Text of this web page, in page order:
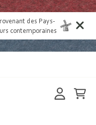
des Pays-
contemporaines